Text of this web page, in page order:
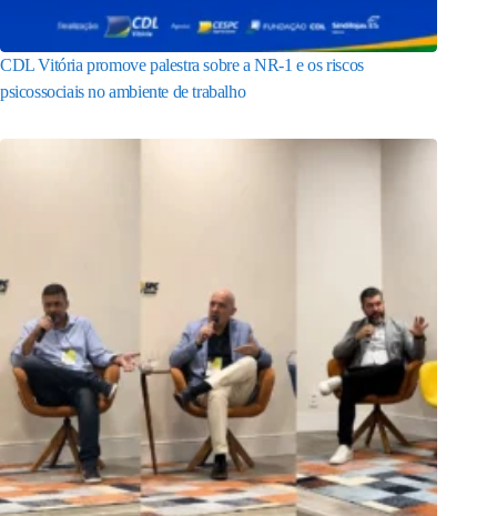
CDL Vitória promove palestra sobre a NR-1 e os riscos
psicossociais no ambiente de trabalho